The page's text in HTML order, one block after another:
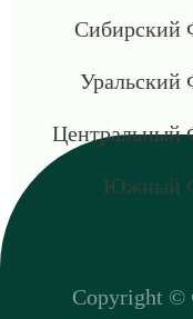
Сибирский
Южный
Copyright ©